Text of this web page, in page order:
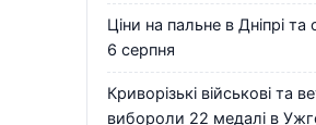
Ціни на пальне в Дніпрі та
6 серпня
Криворізькі військові та
вибороли 22 медалі в